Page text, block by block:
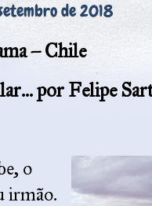
de 2018
– Chile
por Felipe
o
irmão.